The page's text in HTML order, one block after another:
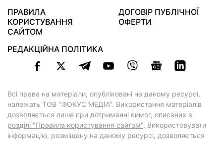
ПРАВИЛА
КОРИСТУВАННЯ
САЙТОМ
ДОГОВІР ПУБЛІЧНОЇ
ОФЕРТИ
РЕДАКЦІЙНА ПОЛІТИКА
Всі права на матеріали, опубліковані на даному ресурсі,
належать ТОВ "ФОКУС МЕДІА". Використання матеріалів
дозволяється лише при дотриманні вимог, описаних в
розділі "Правила користування сайтом". Використовувати
інформацію, розміщену на даному ресурсі, дозволяється